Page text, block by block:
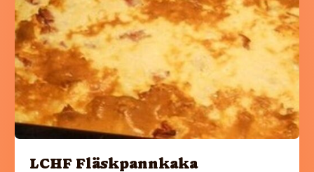
LCHF Fläskpannkaka